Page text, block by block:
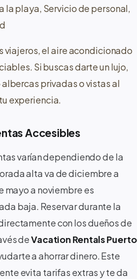
la playa, Servicio de personal,
viajeros, el aire acondicionado
Si buscas darte un lujo,
privadas o vistas al
experiencia.
Accesibles
varían dependiendo de la
alta va de diciembre a
mayo a noviembre es
baja. Reservar durante la
con los dueños de
deVacation Rentals Puerto
a ahorrar dinero. Este
evita tarifas extras y te da